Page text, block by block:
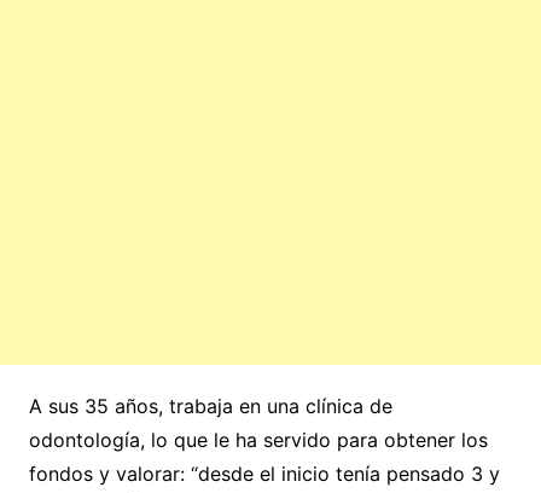
A sus 35 años, trabaja en una clínica de
odontología, lo que le ha servido para obtener los
fondos y valorar: “desde el inicio tenía pensado 3 y